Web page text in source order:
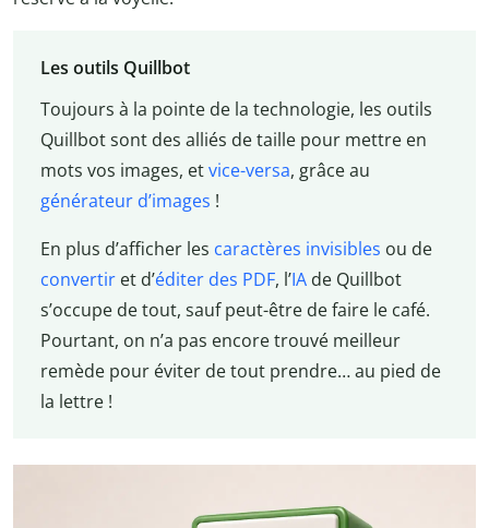
Les outils Quillbot
Toujours à la pointe de la technologie, les outils
Quillbot sont des alliés de taille pour mettre en
mots vos images, etvice-versa, grâce au
générateur d’images !
En plus d’afficher les caractères invisibles ou de
convertiret d’éditer des PDF, l’IAde Quillbot
s’occupe de tout, sauf peut-être de faire le café.
Pourtant, on n’a pas encore trouvé meilleur
remède pour éviter de tout prendre… au pied de
la lettre !